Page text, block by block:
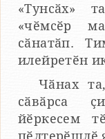
«Тунсӑх»
«чӗмсӗр
сӑнатӑп.
илейретӗн
Чӑнах
сӑвӑрса
йӗркесем
пӗлтерӗшлӗ